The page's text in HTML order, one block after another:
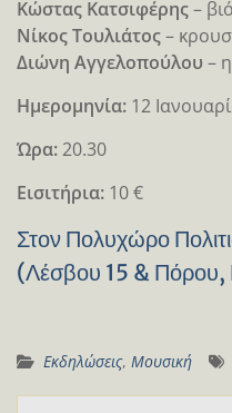
Κώστας Κατσιφέρης–
Νίκος Τουλιάτος–
Διώνη Αγγελοπούλου –
Ημερομηνία: 12
Ώρα:20.30
Eισιτήρια: 10 €
Στον Πολυχώρο
(Λέσβου 15 & Πόρου,
Εκδηλώσεις, Μουσική